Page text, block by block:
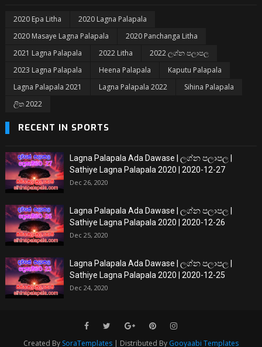
2020 Epa Litha
2020 Lagna Palapala
2020 Masaye Lagna Palapala
2020 Panchanga Litha
2021 Lagna Palapala
2022 Litha
2022 ලග්න පලාපල
2023 Lagna Palapala
Heena Palapala
Kaputu Palapala
Lagna Palapala 2021
Lagna Palapala 2022
Sihina Palapala
ලිත 2022
RECENT IN SPORTS
Lagna Palapala Ada Dawase | ලග්න පලාපල |
Sathiye Lagna Palapala 2020 | 2020-12-27
Dec 26, 2020
Lagna Palapala Ada Dawase | ලග්න පලාපල |
Sathiye Lagna Palapala 2020 | 2020-12-26
Dec 25, 2020
Lagna Palapala Ada Dawase | ලග්න පලාපල |
Sathiye Lagna Palapala 2020 | 2020-12-25
Dec 24, 2020
Created By SoraTemplates| Distributed By Gooyaabi Templates